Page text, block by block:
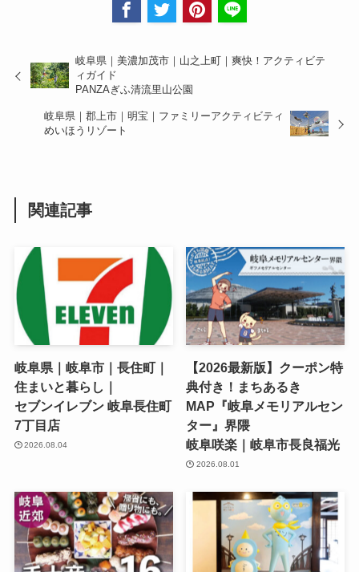
岐阜県｜美濃加茂市｜山之上町｜爽快！アクティビテ
ィガイド
PANZAぎふ清流里山公園
岐阜県｜郡上市｜明宝｜ファミリーアクティビティ
めいほうリゾート
関連記事
岐阜県｜岐阜市｜長住町｜
住まいと暮らし｜
セブンイレブン 岐阜長住町
7丁目店
2026.08.04
【2026最新版】クーポン特
典付き！まちあるき
MAP『岐阜メモリアルセン
ター』界隈
岐阜咲楽｜岐阜市長良福光
2026.08.01